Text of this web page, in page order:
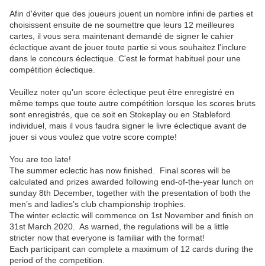
Afin d'éviter que des joueurs jouent un nombre infini de parties et
choisissent ensuite de ne soumettre que leurs 12 meilleures
cartes, il vous sera maintenant demandé de signer le cahier
éclectique avant de jouer toute partie si vous souhaitez l'inclure
dans le concours éclectique. C'est le format habituel pour une
compétition éclectique.
Veuillez noter qu'un score éclectique peut être enregistré en
même temps que toute autre compétition lorsque les scores bruts
sont enregistrés, que ce soit en Stokeplay ou en Stableford
individuel, mais il vous faudra signer le livre éclectique avant de
jouer si vous voulez que votre score compte!
You are too late!
The summer eclectic has now finished. Final scores will be
calculated and prizes awarded following end-of-the-year lunch on
sunday 8th December, together with the presentation of both the
men’s and ladies’s club championship trophies.
The winter eclectic will commence on 1st November and finish on
31st March 2020. As warned, the regulations will be a little
stricter now that everyone is familiar with the format!
Each participant can complete a maximum of 12 cards during the
period of the competition.